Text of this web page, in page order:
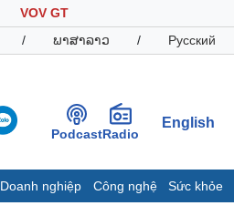
VOV GT
/ ພາສາລາວ / Русский
PodcastRadio
English
Doanh nghiệp Công nghệ Sức khỏe